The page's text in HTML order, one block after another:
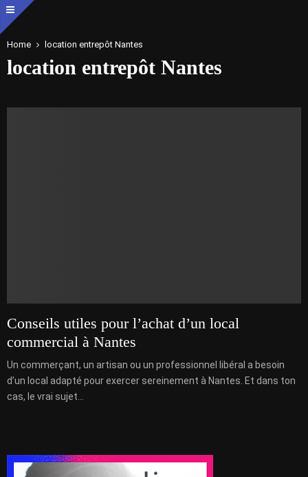
Home location entrepôt Nantes
location entrepôt Nantes
Conseils utiles pour l’achat d’un local
commercial à Nantes
Un commerçant, un artisan ou un professionnel libéral a besoin
d’un local adapté pour exercer sereinement à Nantes. Et dans ton
cas, le vrai sujet...